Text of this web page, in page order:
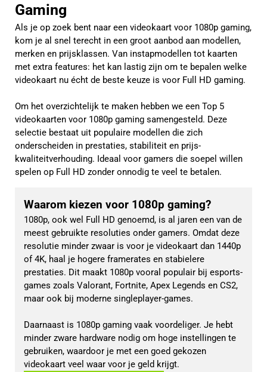
Gaming
Als je op zoek bent naar een videokaart voor 1080p gaming,
kom je al snel terecht in een groot aanbod aan modellen,
merken en prijsklassen. Van instapmodellen tot kaarten
met extra features: het kan lastig zijn om te bepalen welke
videokaart nu écht de beste keuze is voor Full HD gaming.
Om het overzichtelijk te maken hebben we een Top 5
videokaarten voor 1080p gaming samengesteld. Deze
selectie bestaat uit populaire modellen die zich
onderscheiden in prestaties, stabiliteit en prijs-
kwaliteitverhouding. Ideaal voor gamers die soepel willen
spelen op Full HD zonder onnodig te veel te betalen.
Waarom kiezen voor 1080p gaming?
1080p, ook wel Full HD genoemd, is al jaren een van de
meest gebruikte resoluties onder gamers. Omdat deze
resolutie minder zwaar is voor je videokaart dan 1440p
of 4K, haal je hogere framerates en stabielere
prestaties. Dit maakt 1080p vooral populair bij esports-
games zoals Valorant, Fortnite, Apex Legends en CS2,
maar ook bij moderne singleplayer-games.
Daarnaast is 1080p gaming vaak voordeliger. Je hebt
minder zware hardware nodig om hoge instellingen te
gebruiken, waardoor je met een goed gekozen
videokaart veel waar voor je geld krijgt.